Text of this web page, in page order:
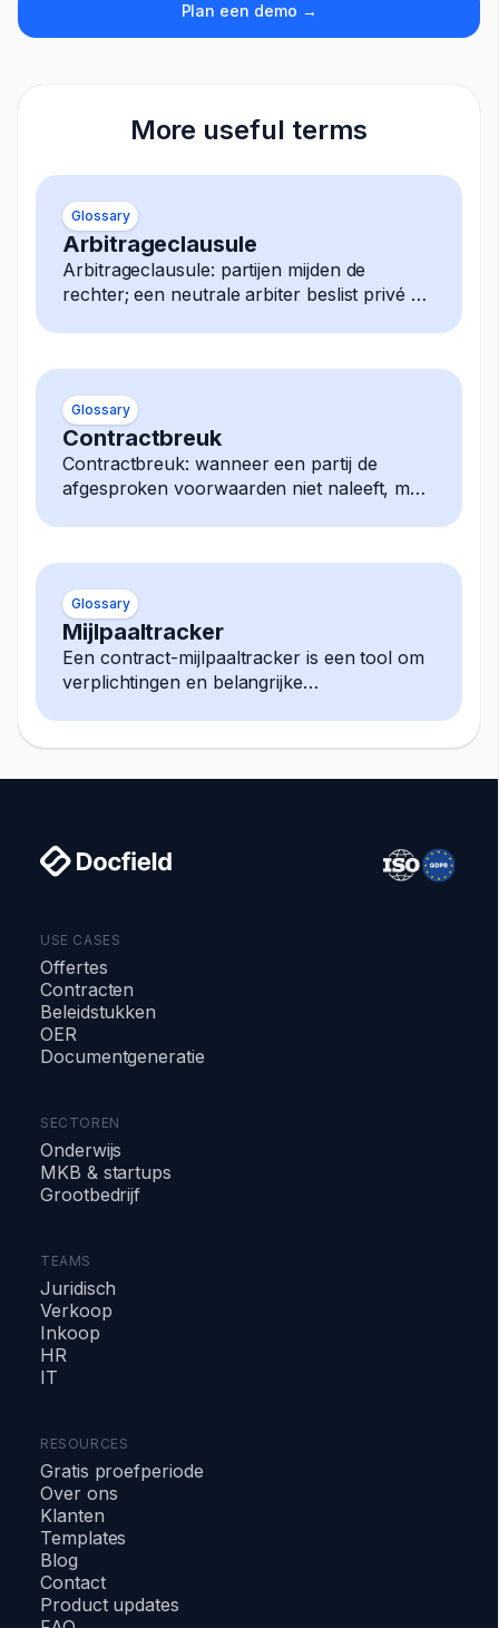
Plan een demo →
More useful terms
Glossary
Arbitrageclausule
Arbitrageclausule: partijen mijden de
rechter; een neutrale arbiter beslist privé elk
Glossary
Contractbreuk
Contractbreuk: wanneer een partij de
afgesproken voorwaarden niet naleeft, met
Glossary
Mijlpaaltracker
Een contract-mijlpaaltracker is een tool om
verplichtingen en belangrijke
USE CASES
Offertes
Contracten
Beleidstukken
OER
Documentgeneratie
SECTOREN
Onderwijs
MKB & startups
Grootbedrijf
TEAMS
Juridisch
Verkoop
Inkoop
HR
IT
RESOURCES
Gratis proefperiode
Over ons
Klanten
Templates
Blog
Contact
Product updates